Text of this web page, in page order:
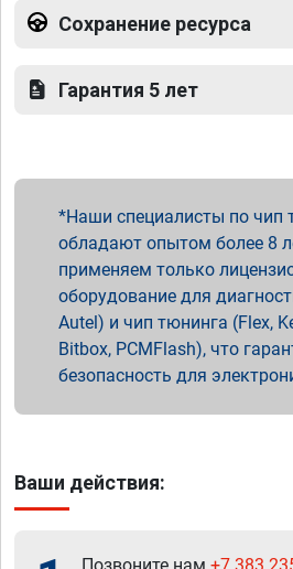
Сохранение ресурса
Гарантия 5 лет
Наши специалисты по чип
обладают опытом более 8
применяем только
оборудование для
Autel) и чип тюнинга (Flex,
Bitbox, PCMFlash), что
безопасность для
Ваши действия: